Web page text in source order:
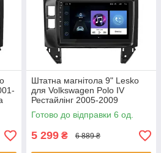
Штатна магнітола 9" Lesko
для Volkswagen Polo IV
Рестайлінг 2005-2009
1/16Gb/ Wi-Fi Optima
Вольксваген 6шт
Готово до відправки 6 од.
5 299 ₴ 6 889 ₴